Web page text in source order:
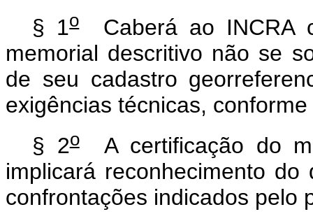
§ 1oCaberá ao INCRA
memorial descritivo não se
de seu cadastro
exigências técnicas,
§ 2oA certificação do
implicará reconhecimento
confrontações indicados pelo